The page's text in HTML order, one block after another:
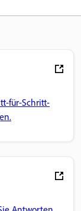
für-Schritt-